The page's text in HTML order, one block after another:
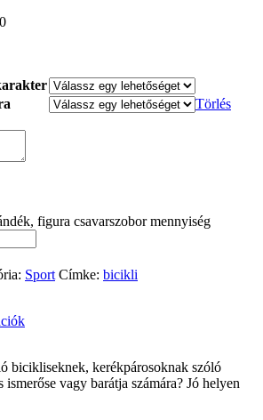
Törlés
figura csavarszobor mennyiség
Sport Címke: bicikli
bicikliseknek, kerékpárosoknak szóló
ismerőse vagy barátja számára? Jó helyen